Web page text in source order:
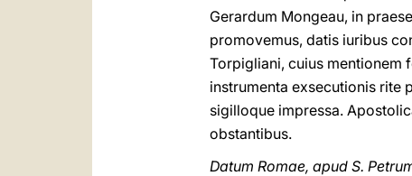
Gerardum Mongeau, in
promovemus, datis iuribus
Torpigliani, cuius mentionem
instrumenta exsecutionis rite
sigilloque impressa.
obstantibus.
Datum Romae, apud S.